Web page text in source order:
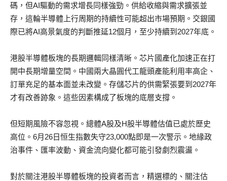
碼，但AI驅動的需求增長同樣強勁。供給收縮與需求擴張並
存，這輪半導體上行周期的持續性可能超出市場預期。交銀國
際已將AI高景氣度的判斷推延12個月，至少持續到2027年底。
港股半導體板塊的長期邏輯同樣清晰。芯片國產化加速正在打
開中長期增量空間。中國兩大晶圓代工龍頭產能利用率高企、
訂單充足的基本面並未改變。存儲芯片的供需緊張要到2027年
才有改善跡象。這些因素構成了板塊的底層支撐。
但短期風險不容忽視。總體A股及H股半導體估值已處於歷史
高位。6月26日恒生指數失守23,000點即是一次警示。地緣政
治事件、匯率波動、資金流向變化都可能引發劇烈震盪。
對於關注港股半導體板塊的投資者而言，精選標的、關注估